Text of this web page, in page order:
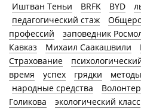
Иштван Теньи BRFK BYD
педагогический стаж
профессий
заповедник
Кавказ
Михаил Саакашвили
Страхование
время
успех грядки методы
народные средства
Голикова
экологический класс